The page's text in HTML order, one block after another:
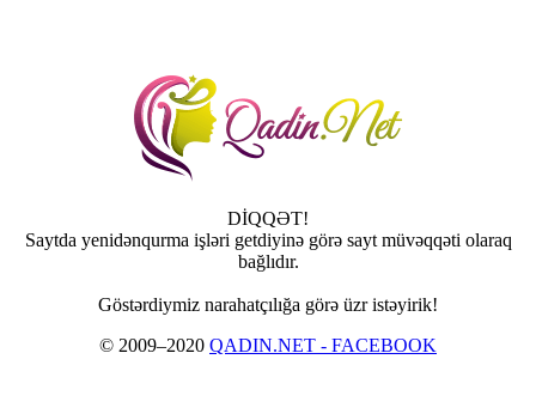
DİQQƏT!
Saytda yenidənqurma işləri getdiyinə görə sayt müvəqqəti olaraq
bağlıdır.
Göstərdiymiz narahatçılığa görə üzr istəyirik!
© 2009–2020 QADIN.NET - FACEBOOK